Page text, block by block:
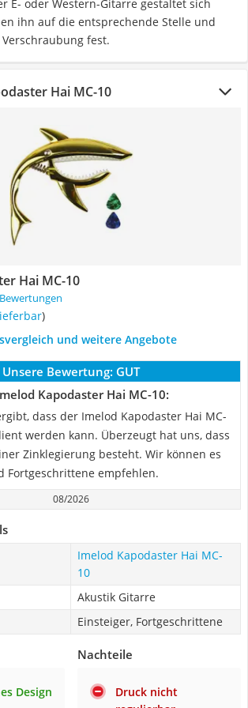
E- oder Western-Gitarre gestaltet sich
ihn auf die entsprechende Stelle und
fest.
Hai MC-10
Hai MC-10
)
und weitere Angebote
Unsere Bewertung: GUT
Kapodaster Hai MC-10:
dass der Imelod Kapodaster Hai MC-
werden kann. Überzeugt hat uns, dass
Zinklegierung besteht. Wir können es
Fortgeschrittene empfehlen.
08/2026
Imelod Kapodaster Hai MC-
10
Akustik Gitarre
Einsteiger, Fortgeschrittene
Design
Nachteile
Druck nicht